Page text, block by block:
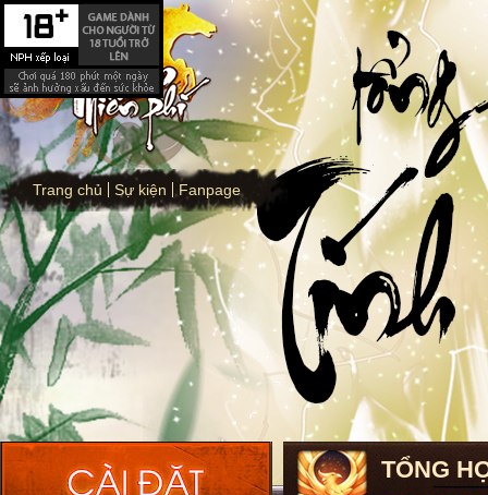
Trang chủ Sự kiện Fanpage
TỔNG